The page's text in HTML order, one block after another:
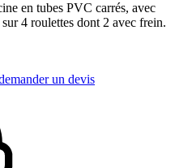
en tubes PVC carrés, avec
4 roulettes dont 2 avec frein.
un devis